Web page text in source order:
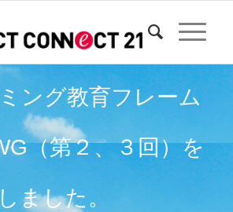
ング教育フレーム
（第２、３回）を
ました。